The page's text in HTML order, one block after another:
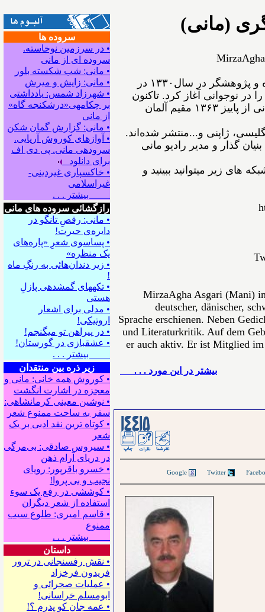
سروده ها
• در سرزمین نوخاسته.
سروده ای از مانی
• مانی: شب شکسته بلور
• مانی: زایش و میرش
• شهرزاد شمس: یادداشتی
بر چکامه‍ی«درشکنجه گاه»
از مانی
• مانی: گزارش گمان شکن
• آوازهای کوروش آریایی.
سروده‍ی مانی. پی دی اف
برای دانلود
• خاکسپاری غیردینی-
غیراسلامی
بیشتر . . .
رازگشائی سروده های مانی
• مانی: رقصِ تانگو در
دایره‌ی حیرت!
• پساسوی شعرِ «پاره‌های
یک منظره»
• زیر دندان‌هائی به رنگِ ماه
!
• تکه⁪های گمشده⁪ی پازلِ
هستی
• مدلی برای اشعار
اروتیکی!
• در پیراهن تو می⁪گنجم!
• عشقبازی در گورستان!
بیشتر . . .
زیر ذره بین منتقدان
• کوروش همه خانی: مانی و
معجزه در اشارت انگشت
• نوشین معینی کرمانشاهی:
سفر به ساحت ممنوع شعر
• کوتاه ترین نقد ادبی بر یک
شعر
• سیروس صادقی: بی‌مرگی
در دریای آرام ذهن
• خسرو باقرپور: ﺭوﻳﺎﻯ
ﻧﺠﻴﺐ ﻭ ﺑﻰ ﭘﺮﻭﺍ!
• کوششی در رفع یک سوء
استفاده از شعر دیگران
• قاسم امیری: طلوع سیب
ممنوع
بیشتر . . .
داستان
• نقش رفسنجانی در ترور
فریدون فرخزاد
• عملیات صحرائی و
ابومسلم خراسانی!
• ﻋﻤﻪ ﺟﺎﻥ ﻛﻮ ﭘﺪﺭﻡ ؟!
(مانی)
MirzaAgha
ﻣﻴﺮﺯﺍﺁﻗﺎﻋﺴگرﻯ(ﻣﺎﻧﻰ) شاعر، نویسنده و پژوهشگر ﺩﺭ ﺳﺎﻝ۱۳۳۰ در
ﺩﺭ ﻧﻮﺟﻮﺍﻧﻰ ﺁﻏﺎﺯ ﻛﺮﺩ. ﺗﺎﻛﻨﻮﻥ
۵۴ ﺟﻠﺪ ﺍﺯ ﺁﺛﺎﺭﺵ ﺑﻪ ﭼﺎﭖ ﺭﺳﻴﺪه‌اﻧﺪ. مانی از ﭘﺎﻳﻴﺰ ۱۳۶۳ مقیم ﺁﻟﻤﺎﻥ
ژاپنی و...ﻣﻨﺘﺸﺮ ﺷﺪﻩ⁯اند.
گذار و مدیر رادیو مانی
های زیر میتوانید ببینید و
MirzaAgha Asgari (Mani)
deutscher, dänischer,
Sprache erschienen. Neben
und Literaturkritik. Auf dem
er auch aktiv. Er ist Mitglied
بيشتر در این مورد . . .
Twitter
Google